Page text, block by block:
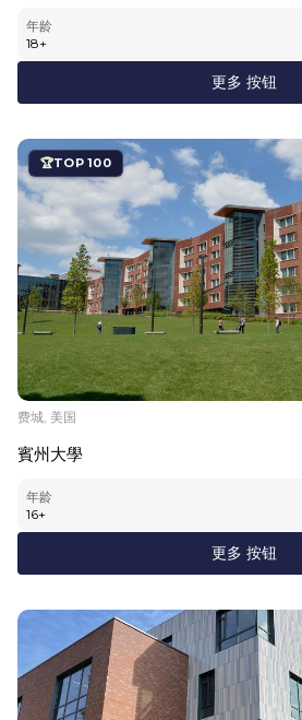
年龄
18+
更多 按钮
TOP 100
费城, 美国
賓州大學
年龄
16+
更多 按钮